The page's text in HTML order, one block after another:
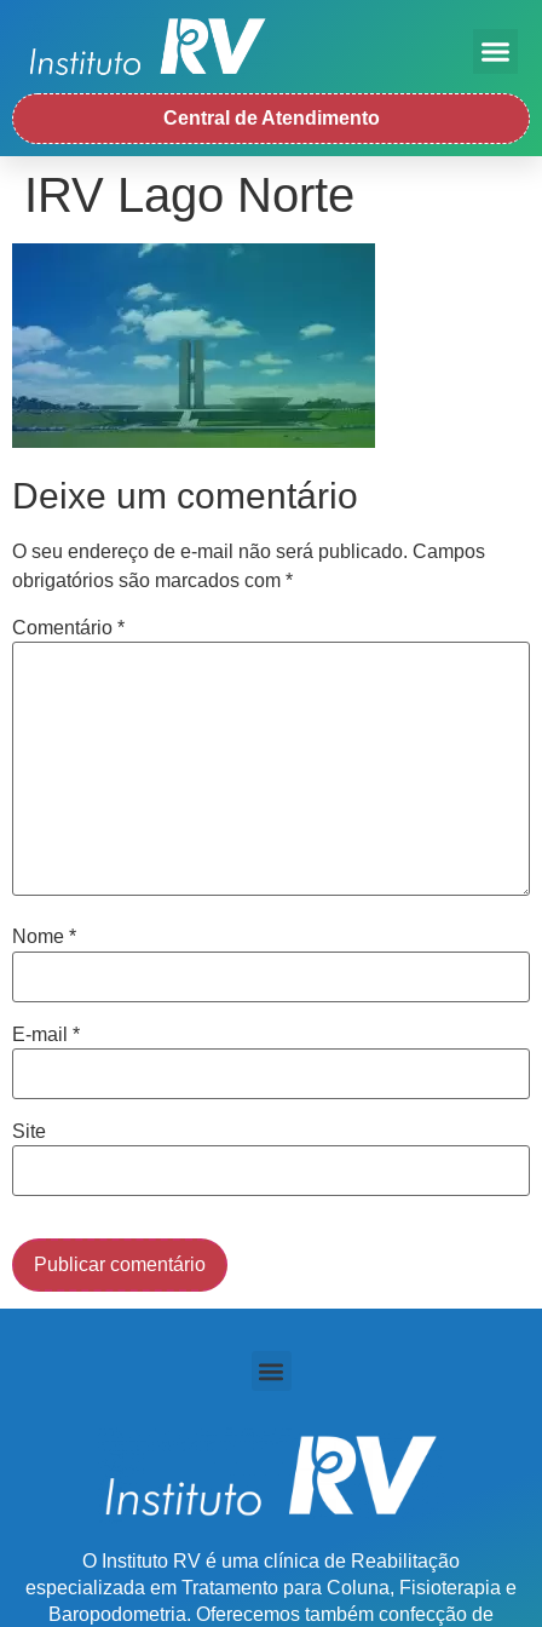
Central de Atendimento
IRV Lago Norte
Deixe um comentário
O seu endereço de e-mail não será publicado. Campos
obrigatórios são marcados com *
Comentário *
Nome *
E-mail *
Site
O Instituto RV é uma clínica de Reabilitação
especializada em Tratamento para Coluna, Fisioterapia e
Baropodometria. Oferecemos também confecção de
Antes de iniciar o seu tratamento, iremos fazer uma
Cidade de São Paulo:
0800 494 8888